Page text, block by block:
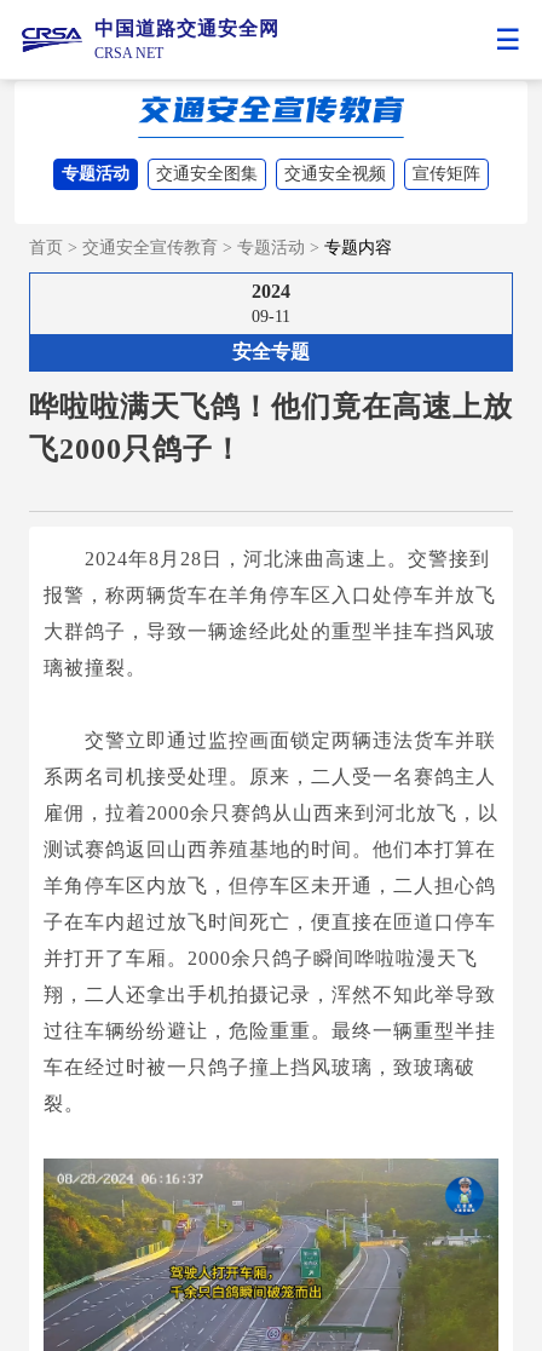
中国道路交通安全网
CRSA NET
专题活动 交通安全图集 交通安全视频 宣传矩阵
首页 > 交通安全宣传教育 > 专题活动 > 专题内容
2024
09-11
安全专题
哗啦啦满天飞鸽！他们竟在高速上放
飞2000只鸽子！
2024年8月28日，河北涞曲高速上。交警接到
报警，称两辆货车在羊角停车区入口处停车并放飞
大群鸽子，导致一辆途经此处的重型半挂车挡风玻
璃被撞裂。
交警立即通过监控画面锁定两辆违法货车并联
系两名司机接受处理。原来，二人受一名赛鸽主人
雇佣，拉着2000余只赛鸽从山西来到河北放飞，以
测试赛鸽返回山西养殖基地的时间。他们本打算在
羊角停车区内放飞，但停车区未开通，二人担心鸽
子在车内超过放飞时间死亡，便直接在匝道口停车
并打开了车厢。2000余只鸽子瞬间哗啦啦漫天飞
翔，二人还拿出手机拍摄记录，浑然不知此举导致
过往车辆纷纷避让，危险重重。最终一辆重型半挂
车在经过时被一只鸽子撞上挡风玻璃，致玻璃破
裂。